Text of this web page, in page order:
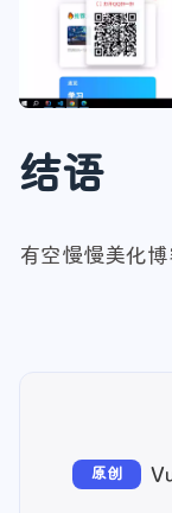
22
</
结语
有空慢慢美化
原创